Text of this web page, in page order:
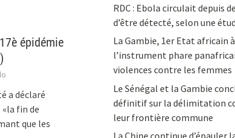
épidémie
a déclaré
fin de
que les
RDC : Ebola circulait depuis
d’être détecté, selon une
La Gambie, 1er Etat africain
l’instrument phare
violences contre les femmes
Le Sénégal et la Gambie
définitif sur la délimitation
leur frontière commune